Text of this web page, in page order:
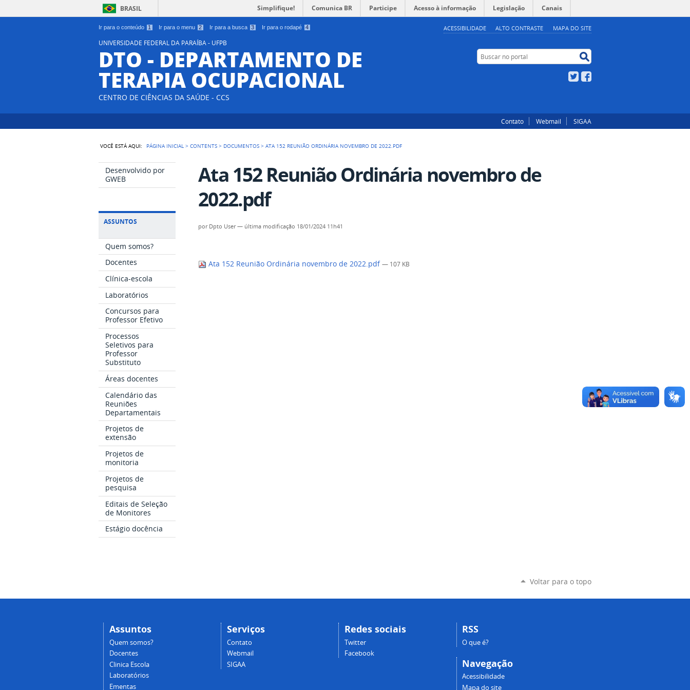
Ir para o conteúdo 1 Ir para o menu 2 Ir para a busca 3 Ir para o rodapé 4 ACESSIBILIDADE ALTO CONTRASTE MAPA DO SITE
BRASIL Simplifique! Comunica BR Participe Acesso à informação Legislação Canais
UNIVERSIDADE FEDERAL DA PARAÍBA - UFPB
DTO - DEPARTAMENTO DE
TERAPIA OCUPACIONAL
CENTRO DE CIÊNCIAS DA SAÚDE - CCS
Buscar no portal
Twitter
Contato Webmail SIGAA
VOCÊ ESTÁ AQUI: PÁGINA INICIAL >CONTENTS > DOCUMENTOS >ATA 152 REUNIÃO ORDINÁRIA NOVEMBRO DE 2022.PDF
Desenvolvido por
GWEB
ASSUNTOS
Quem somos?
Docentes
Clínica-escola
Laboratórios
Concursos para
Professor Efetivo
Processos
Seletivos para
Professor
Substituto
Áreas docentes
Calendário das
Reuniões
Departamentais
Projetos de
extensão
Projetos de
monitoria
Projetos de
pesquisa
Editais de Seleção
de Monitores
Estágio docência
Ata 152 Reunião Ordinária novembro de
2022.pdf
por Dpto User— última modificação 18/01/2024 11h41
Ata 152 Reunião Ordinária novembro de 2022.pdf— 107 KB
Voltar para o topo
Assuntos
Quem somos?
Docentes
Clinica Escola
Laboratórios
Ementas
Serviços
Contato
Webmail
SIGAA
Redes sociais
Twitter
Facebook
RSS
O que é?
Navegação
Acessibilidade
Mapa do site